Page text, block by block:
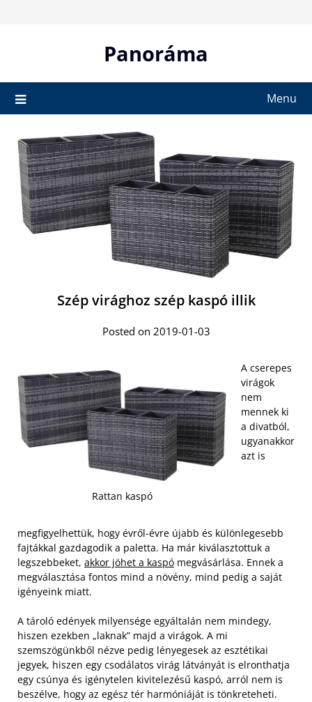
Panoráma
Menu
Szép virághoz szép kaspó illik
Posted on 2019-01-03
Rattan kaspó
A cserepes
virágok
nem
mennek ki
a divatból,
ugyanakkor
azt is
megfigyelhettük, hogy évről-évre újabb és különlegesebb
fajtákkal gazdagodik a paletta. Ha már kiválasztottuk a
legszebbeket, akkor jöhet a kaspó megvásárlása. Ennek a
megválasztása fontos mind a növény, mind pedig a saját
igényeink miatt.
A tároló edények milyensége egyáltalán nem mindegy,
hiszen ezekben „laknak” majd a virágok. A mi
szemszögünkből nézve pedig lényegesek az esztétikai
jegyek, hiszen egy csodálatos virág látványát is elronthatja
egy csúnya és igénytelen kivitelezésű kaspó, arról nem is
beszélve, hogy az egész tér harmóniáját is tönkreteheti.